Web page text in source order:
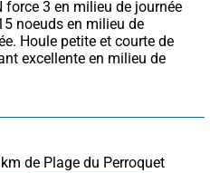
noeuds en milieu de
Houle petite et courte de
excellente en milieu de
de Plage du Perroquet